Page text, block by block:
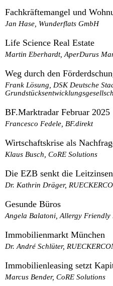
Fachkräftemangel und
Jan Hase, Wunderflats GmbH
Life Science Real Estate
Martin Eberhardt, AperDurus
Weg durch den
Frank Lösung, DSK Deutsche
BF.Marktradar Februar 2025
Francesco Fedele, BF.direkt
Wirtschaftskrise als
Klaus Busch, CoRE Solutions
Die EZB senkt die Leitzinsen
Dr. Kathrin Dräger,
Gesunde Büros
Angela Balatoni, Allergy
Immobilienmarkt München
Dr. André Schlüter,
Immobilienleasing setzt
Marcus Bender, CoRE Solutions